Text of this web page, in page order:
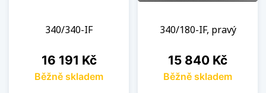
340/340-IF
Cena
16 191 Kč
Běžně skladem
340/180-IF, pravý
Cena
15 840 Kč
Běžně skladem